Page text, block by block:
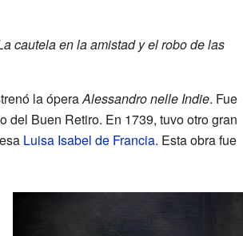
cautela en la amistad y el robo de las
la óperaAlessandro nelle Indie. Fue
del Buen Retiro. En 1739, tuvo otro gran
Luisa Isabel de Francia. Esta obra fue